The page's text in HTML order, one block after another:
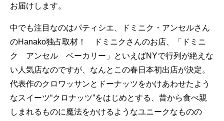
お届けします。
中でも注目なのはパティシエ、ドミニク・アンセルさん
のHanako独占取材！ ドミニクさんのお店、「ドミニ
ク アンセル ベーカリー」といえばNYで行列が絶えな
い人気店なのですが、なんとこの春日本初出店が決定。
代表作のクロワッサンとドーナッツをかけあわせたよう
なスイーツ“クロナッツ”をはじめとする、昔から食べ親
しまれるものに魔法をかけるようなユニークなものの